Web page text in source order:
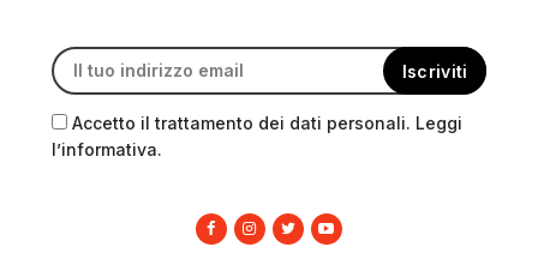
Accetto il trattamento dei dati personali. Leggi
l’informativa.